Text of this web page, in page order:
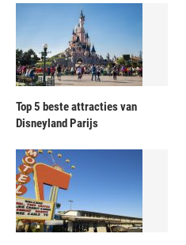
Top 5 beste attracties van
Disneyland Parijs